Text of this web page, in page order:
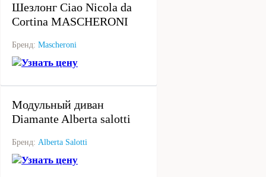
Шезлонг Ciao Nicola da
Cortina MASCHERONI
Бренд: Mascheroni
Узнать цену
Модульный диван
Diamante Alberta salotti
Бренд: Alberta Salotti
Узнать цену